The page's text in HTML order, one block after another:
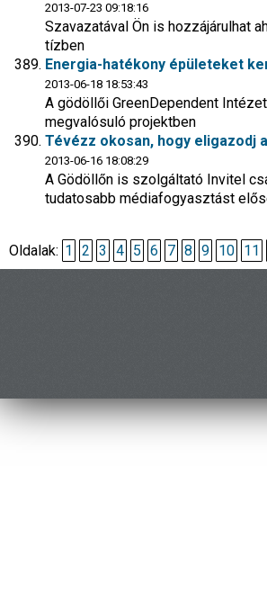
2013-07-23 09:18:16
Szavazatával Ön is hozzájárulhat
tízben
Energia-hatékony épületeket
2013-06-18 18:53:43
A gödöllői GreenDependent
megvalósuló projektben
Tévézz okosan, hogy eligazodj
2013-06-16 18:08:29
A Gödöllőn is szolgáltató Invitel
tudatosabb médiafogyasztást
Oldalak: 1 2 3 4 5 6 7 8 9 10 11